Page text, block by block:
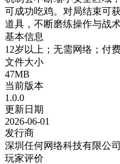
可成功吃鸡。对局结束可
道具，不断磨练操作与战
基本信息
12岁以上；无需网络；付
文件大小
47MB
当前版本
1.0.0
更新日期
2026-06-01
发行商
深圳任何网络科技有限公司
玩家评价